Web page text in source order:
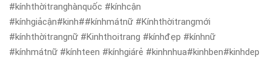
#kínhthờitranghànquốc #kínhcận
#kínhgiảcận#kinh##kínhmátnữ #Kínhthờitrangmới
#kínhthờitrangnữ #Kinhthoitrang #kínhđẹp #kínhnữ
#kínhmátnữ #kínhteen #kínhgiárẻ #kinhnhua#kinhben#kinhdep